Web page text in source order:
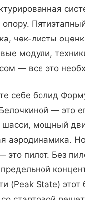
опору.
чек-листы
модули,
— все это
себе болид
— это
шасси, мощный
аэродинамика.
это пилот. Без
(Peak State) этот